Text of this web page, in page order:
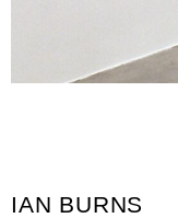
IAN BURNS